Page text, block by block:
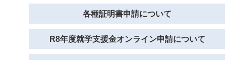
各種証明書申請について
R8年度就学支援金オンライン申請について